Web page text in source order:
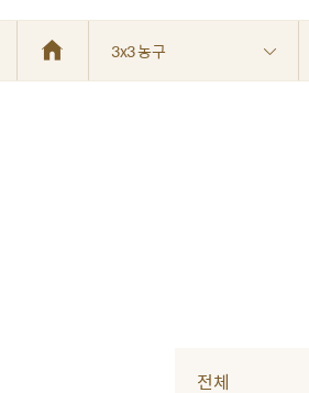
3x3 농구
전체